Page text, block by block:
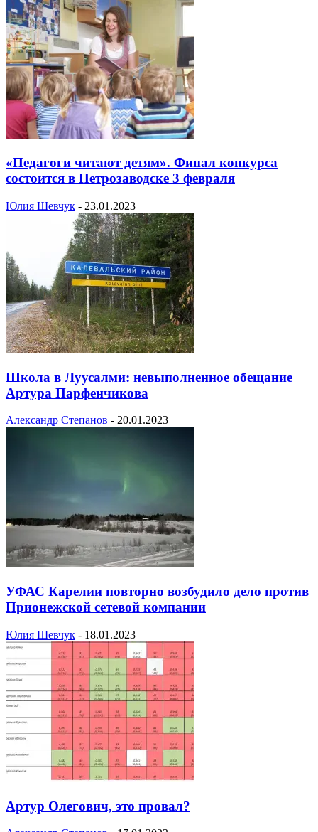
«Педагоги читают детям». Финал конкурса
состоится в Петрозаводске 3 февраля
Юлия Шевчук - 23.01.2023
Школа в Луусалми: невыполненное обещание
Артура Парфенчикова
Александр Степанов - 20.01.2023
УФАС Карелии повторно возбудило дело против
Прионежской сетевой компании
Юлия Шевчук - 18.01.2023
Артур Олегович, это провал?